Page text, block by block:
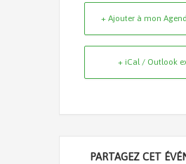
+ Ajouter à mon
+ iCal / Outlook
PARTAGEZ CET